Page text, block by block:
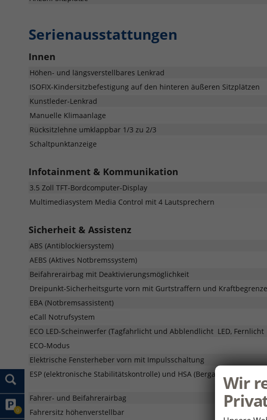
0
Serienausstattungen
Innen
Höhen- und längsverstellbares Lenkrad
ISOFIX-Kindersitzbefestigung auf den hinteren äußeren Sitzplätzen
Kunstleder-Lenkrad
Manuelle Klimaanlage
Rücksitzlehne umklappbar 1/3 zu 2/3
Schaltpunktanzeige
Infotainment & Kommunikation
3.5 Zoll TFT-Bordcomputer-Display
Multimediasystem Media Control mit 4 Lautsprechern
Sicherheit & Assistenz
ABS (Antiblockiersystem)
AEBS (Aktives Notbremssystem)
Beifahrerairbag mit Deaktivierungsmöglichkeit
Dreipunkt-Sicherheitsgurte vorn mit Gurtstraffern und
EBA (Notbremsassistent)
eCall Notrufsystem
ECO LED-Scheinwerfer (Tagfahrlicht und Abblendlicht  LED, Fernlicht
ECO-Modus
Elektrische Fensterheber vorn mit Impulsschaltung
ESP (elektronische Stabilitätskontrolle) und HSA (Berganfahrhilfe)
Fahrer- und Beifahrerairbag
Fahrersitz höhenverstellbar
Wir